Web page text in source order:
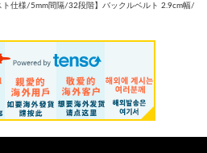
ト仕様/5mm間隔/32段階】バックルベルト 2.9cm幅/